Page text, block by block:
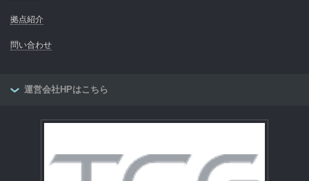
拠点紹介
問い合わせ
運営会社HPはこちら